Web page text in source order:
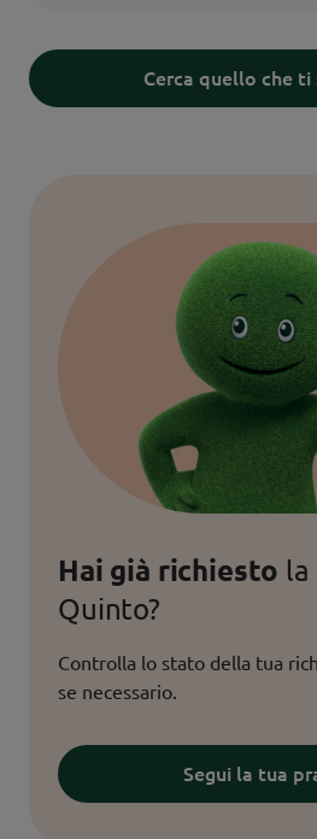
Cerca quello che ti
Hai già richiesto la
Quinto?
Controlla lo stato della tua
se necessario.
Segui la tua